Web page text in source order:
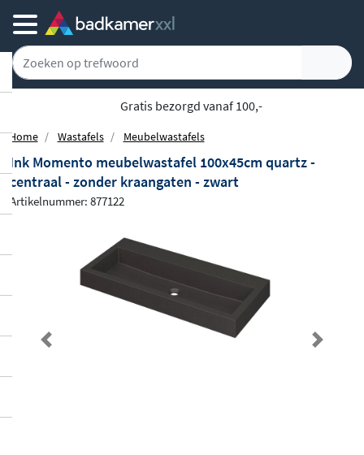
Gratis bezorgd vanaf 100,-
Home Wastafels Meubelwastafels
Ink Momento meubelwastafel 100x45cm quartz -
centraal - zonder kraangaten - zwart
Artikelnummer: 877122
Previous Next